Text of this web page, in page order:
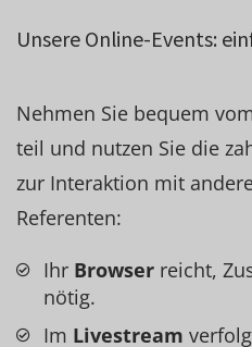
Unsere Online-Events:
Nehmen Sie bequem
teil und nutzen Sie die
zur Interaktion mit
Referenten:
Ihr Browser reicht,
nötig.
Im Livestream